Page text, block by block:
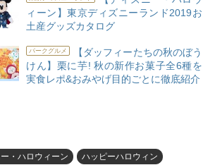
ィーン】東京ディズニーランド2019お
土産グッズカタログ
パークグルメ
【ダッフィーたちの秋のぼう
けん】栗に芋! 秋の新作お菓子全6種を
実食レポ&おみやげ目的ごとに徹底紹介
・ハロウィーン ハッピーハロウィン